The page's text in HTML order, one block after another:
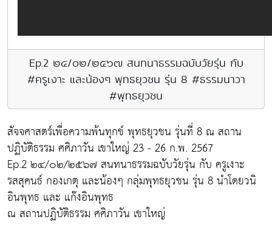
Ep.2 ๒๔/๐๒/๒๕๖๗ สนทนาธรรมฉบับวัยรุ่น กับ
#ครูเงาะ และน้องๆ พุทธยุวชน รุ่น 8 #ธรรมนาวา
#พุทธยุวชน
สัจจศาสตร์เพื่อความพ้นทุกข์ พุทธยุวชน รุ่นที่ 8 ณ สถาน
ปฏิบัติธรรม ศศิภาวัน เขาใหญ่ 23 - 26 ก.พ. 2567
Ep.2 ๒๔/๐๒/๒๕๖๗ สนทนาธรรมฉบับวัยรุ่น กับ ครูเงาะ
รสสุคนธ์ กองเกตุ และน้องๆ กลุ่มพุทธยุวชน รุ่น 8 นำโดยวนิ
อินพุทธ และ แก๊งอินพุทธ
ณ สถานปฏิบัติธรรม ศศิภาวัน เขาใหญ่